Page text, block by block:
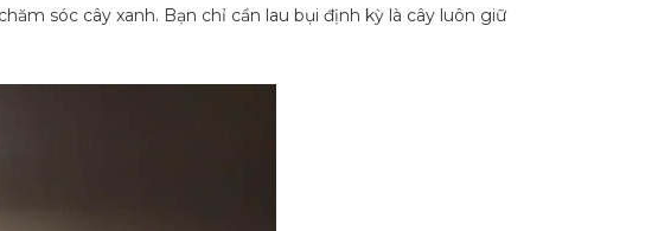
sóc cây xanh. Bạn chỉ cần lau bụi định kỳ là cây luôn giữ